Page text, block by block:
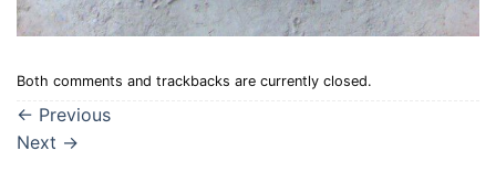
Both comments and trackbacks are currently closed.
← Previous
Next →